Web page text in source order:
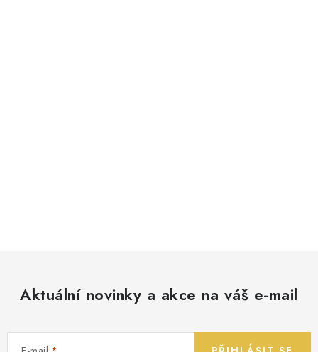
Aktuální novinky a akce na váš e-mail